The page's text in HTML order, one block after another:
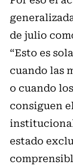
de julio
“Esto es
cuando las
o cuando
consiguen
estado